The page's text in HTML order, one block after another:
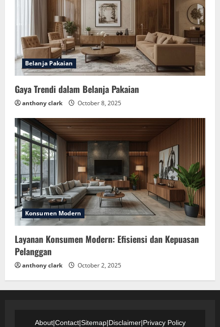
Belanja Pakaian
Gaya Trendi dalam Belanja Pakaian
anthony clark October 8, 2025
Konsumen Modern
Layanan Konsumen Modern: Efisiensi dan Kepuasan
Pelanggan
anthony clark October 2, 2025
About|Contact|Sitemap|Disclaimer|Privacy Policy